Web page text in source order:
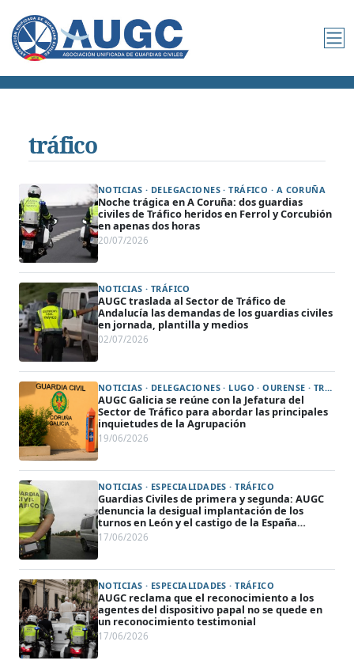
tráfico
NOTICIAS · DELEGACIONES · TRÁFICO · A CORUÑA
Noche trágica en A Coruña: dos guardias
civiles de Tráfico heridos en Ferrol y Corcubión
en apenas dos horas
20/07/2026
NOTICIAS · TRÁFICO
AUGC traslada al Sector de Tráfico de
Andalucía las demandas de los guardias civiles
en jornada, plantilla y medios
02/07/2026
NOTICIAS · DELEGACIONES · LUGO · OURENSE · TRÁFICO · PONTEVEDRA · A CORUÑA
AUGC Galicia se reúne con la Jefatura del
Sector de Tráfico para abordar las principales
inquietudes de la Agrupación
19/06/2026
NOTICIAS · ESPECIALIDADES · TRÁFICO
Guardias Civiles de primera y segunda: AUGC
denuncia la desigual implantación de los
turnos en León y el castigo de la España
vaciada
17/06/2026
NOTICIAS · ESPECIALIDADES · TRÁFICO
AUGC reclama que el reconocimiento a los
agentes del dispositivo papal no se quede en
un reconocimiento testimonial
17/06/2026